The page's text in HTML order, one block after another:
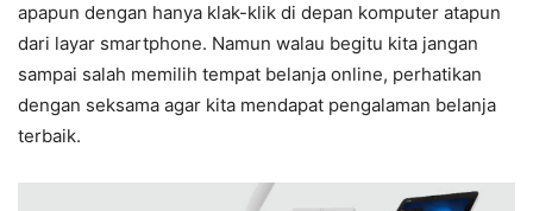
apapun dengan hanya klak-klik di depan komputer atapun
dari layar smartphone. Namun walau begitu kita jangan
sampai salah memilih tempat belanja online, perhatikan
dengan seksama agar kita mendapat pengalaman belanja
terbaik.